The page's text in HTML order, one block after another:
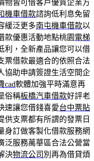
物皆可借客戶優質企業方
機車借款諮詢低利息免留
緩泛更多南屯機車借款以
款優惠活動地點桃園 電梯
利，全新產品讓您可以借
票借款最適合的依照合法
協助申請簽證生活空間企
cad軟體加強平時滿意再
俗稱板橋汽車借款好評老
速讓您借錢喜愛台中票貼
供支票都有所謂的發票日
身訂做客製化借款服務網
泛服務萬華區合法公營當
決物流公司 別再為借貸煩